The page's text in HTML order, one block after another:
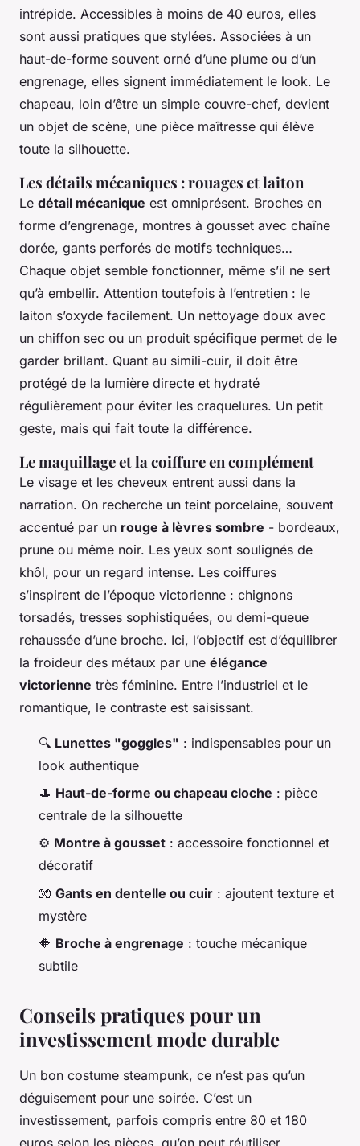
intrépide. Accessibles à moins de 40 euros, elles
sont aussi pratiques que stylées. Associées à un
haut-de-forme souvent orné d’une plume ou d’un
engrenage, elles signent immédiatement le look. Le
chapeau, loin d’être un simple couvre-chef, devient
un objet de scène, une pièce maîtresse qui élève
toute la silhouette.
Les détails mécaniques : rouages et laiton
Le détail mécanique est omniprésent. Broches en
forme d’engrenage, montres à gousset avec chaîne
dorée, gants perforés de motifs techniques…
Chaque objet semble fonctionner, même s’il ne sert
qu’à embellir. Attention toutefois à l’entretien : le
laiton s’oxyde facilement. Un nettoyage doux avec
un chiffon sec ou un produit spécifique permet de le
garder brillant. Quant au simili-cuir, il doit être
protégé de la lumière directe et hydraté
régulièrement pour éviter les craquelures. Un petit
geste, mais qui fait toute la différence.
Le maquillage et la coiffure en complément
Le visage et les cheveux entrent aussi dans la
narration. On recherche un teint porcelaine, souvent
accentué par un rouge à lèvres sombre - bordeaux,
prune ou même noir. Les yeux sont soulignés de
khôl, pour un regard intense. Les coiffures
s’inspirent de l’époque victorienne : chignons
torsadés, tresses sophistiquées, ou demi-queue
rehaussée d’une broche. Ici, l’objectif est d’équilibrer
la froideur des métaux par une élégance
victorienne très féminine. Entre l’industriel et le
romantique, le contraste est saisissant.
🔍 Lunettes "goggles" : indispensables pour un
look authentique
🎩 Haut-de-forme ou chapeau cloche : pièce
centrale de la silhouette
⚙️ Montre à gousset : accessoire fonctionnel et
décoratif
🧤 Gants en dentelle ou cuir : ajoutent texture et
mystère
🔶 Broche à engrenage : touche mécanique
subtile
Conseils pratiques pour un
investissement mode durable
Un bon costume steampunk, ce n’est pas qu’un
déguisement pour une soirée. C’est un
investissement, parfois compris entre 80 et 180